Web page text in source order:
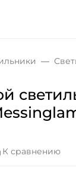
К сравнению